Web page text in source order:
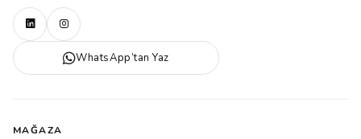
WhatsApp’tan Yaz
MAĞAZA